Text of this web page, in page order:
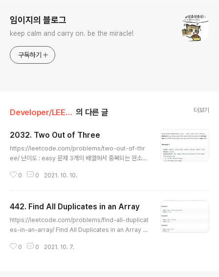
임이지의 블로그
keep calm and carry on. be the miracle!
구독하기
Developer/LEETCODE 의 다른 글 더보기
2032. Two Out of Three
https://leetcode.com/problems/two-out-of-thr
ee/ 난이도 : easy 문제 3개의 배열에서 중복되는 원소를
ue, erase 를 사용하여 중복이 없는 어레이를 만든다. 소
고 // 중복이 없는 고유의 값만 갖고 있는 원소를 만든다. v
oid erase(vector& nums1) { sort(nums1.begin(),
nums1.end()); nums1.erase(unique(nums1.begin
원소가 ..
0 0 2021. 10. 10.
442. Find All Duplicates in an Array
https://leetcode.com/problems/find-all-duplicat
es-in-an-array/ Find All Duplicates in an Array -
y land a job. This is the best place to expand yo
0 0 2021. 10. 7.